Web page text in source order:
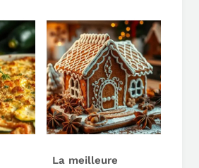
La meilleure